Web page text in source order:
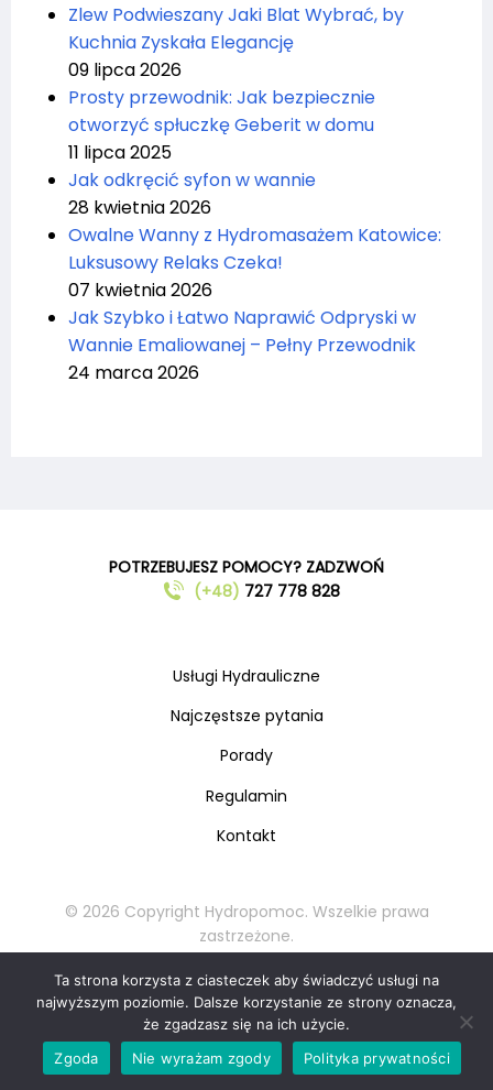
Zlew Podwieszany Jaki Blat Wybrać, by
Kuchnia Zyskała Elegancję
09 lipca 2026
Prosty przewodnik: Jak bezpiecznie
otworzyć spłuczkę Geberit w domu
11 lipca 2025
Jak odkręcić syfon w wannie
28 kwietnia 2026
Owalne Wanny z Hydromasażem Katowice:
Luksusowy Relaks Czeka!
07 kwietnia 2026
Jak Szybko i Łatwo Naprawić Odpryski w
Wannie Emaliowanej – Pełny Przewodnik
24 marca 2026
POTRZEBUJESZ POMOCY? ZADZWOŃ
(+48) 727 778 828
Usługi Hydrauliczne
Najczęstsze pytania
Porady
Regulamin
Kontakt
© 2026 Copyright Hydropomoc. Wszelkie prawa
zastrzeżone.
zabronione.
📞Zadzwoń teraz: 727 778 828
Bezpłatna wycena w 30 sekund!
Ta strona korzysta z ciasteczek aby świadczyć usługi na
najwyższym poziomie. Dalsze korzystanie ze strony oznacza,
że zgadzasz się na ich użycie.
Zgoda
Nie wyrażam zgody Polityka prywatności